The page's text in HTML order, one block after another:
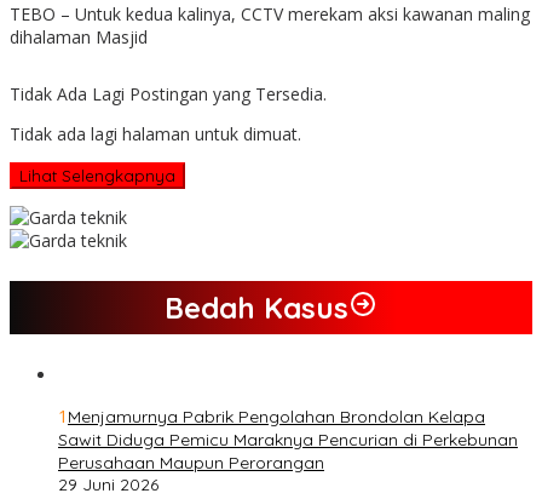
TEBO – Untuk kedua kalinya, CCTV merekam aksi kawanan maling
dihalaman Masjid
Tidak Ada Lagi Postingan yang Tersedia.
Tidak ada lagi halaman untuk dimuat.
Lihat Selengkapnya
Bedah Kasus
1 Menjamurnya Pabrik Pengolahan Brondolan Kelapa
Sawit Diduga Pemicu Maraknya Pencurian di Perkebunan
Perusahaan Maupun Perorangan
29 Juni 2026